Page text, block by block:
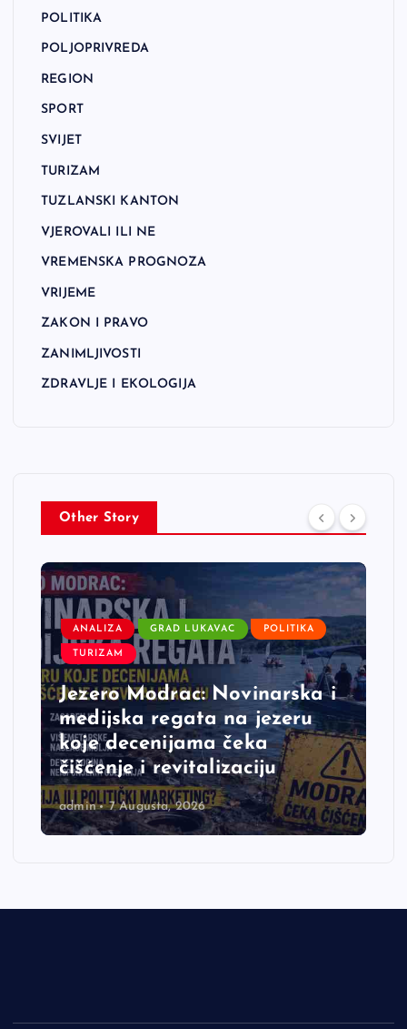
POLITIKA
POLJOPRIVREDA
REGION
SPORT
SVIJET
TURIZAM
TUZLANSKI KANTON
VJEROVALI ILI NE
VREMENSKA PROGNOZA
VRIJEME
ZAKON I PRAVO
ZANIMLJIVOSTI
ZDRAVLJE I EKOLOGIJA
Other Story
ANALIZA GRAD LUKAVAC POLITIKA
TURIZAM
Jezero Modrac: Novinarska i
medijska regata na jezeru
koje decenijama čeka
čišćenje i revitalizaciju
admin 7 Augusta, 2026